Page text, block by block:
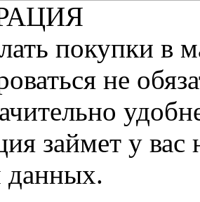
покупки в
не
займет у